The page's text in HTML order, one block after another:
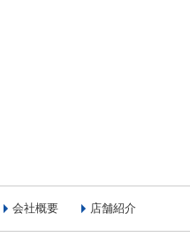
会社概要 店舗紹介